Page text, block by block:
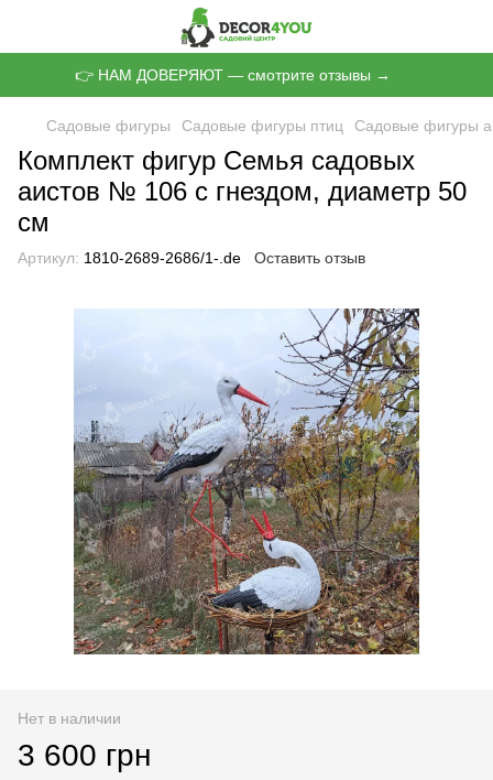
👉 НАМ ДОВЕРЯЮТ — смотрите отзывы →
Садовые фигуры Садовые фигуры птиц Садовые фигуры
Комплект фигур Семья садовых
аистов № 106 с гнездом, диаметр 50
см
Артикул: 1810-2689-2686/1-.de Оставить отзыв
Нет в наличии
3 600 грн